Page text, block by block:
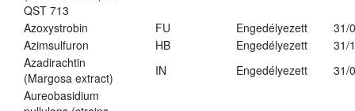
QST 713
Azoxystrobin FU Engedélyezett
31/
Azimsulfuron
HB Engedélyezett
31/
Azadirachtin
(Margosa extract)
IN Engedélyezett
31/
Aureobasidium